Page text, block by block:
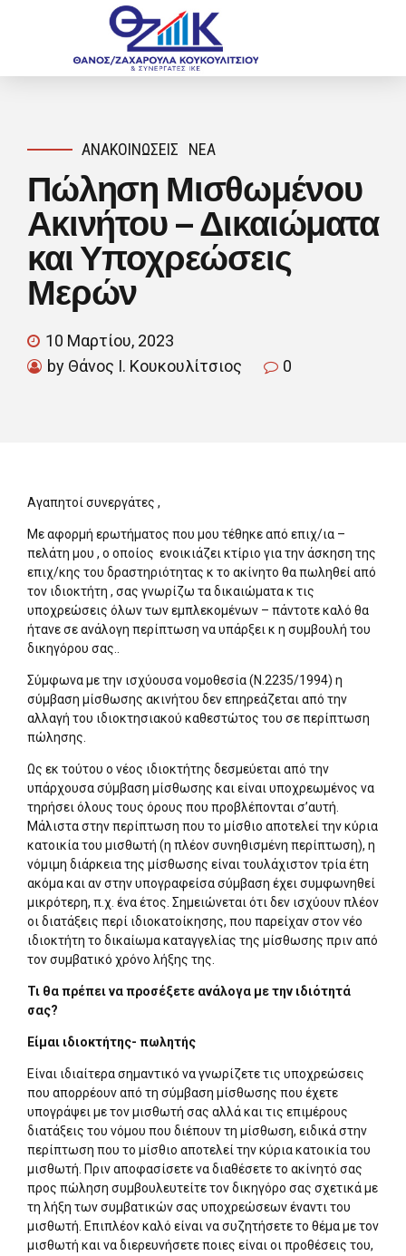
ΑΝΑΚΟΙΝΏΣΕΙΣ ΝΈΑ
Πώληση Μισθωμένου
Ακινήτου – Δικαιώματα
και Υποχρεώσεις
Μερών
10 Μαρτίου, 2023
by Θάνος Ι. Κουκουλίτσιος
0
Αγαπητοί συνεργάτες ,
Με αφορμή ερωτήματος που μου τέθηκε από επιχ/ια –
πελάτη μου , ο οποίος ενοικιάζει κτίριο για την άσκηση της
επιχ/κης του δραστηριότητας κ το ακίνητο θα πωληθεί από
τον ιδιοκτήτη , σας γνωρίζω τα δικαιώματα κ τις
υποχρεώσεις όλων των εμπλεκομένων – πάντοτε καλό θα
ήτανε σε ανάλογη περίπτωση να υπάρξει κ η συμβουλή του
δικηγόρου σας..
Σύμφωνα με την ισχύουσα νομοθεσία (Ν.2235/1994) η
σύμβαση μίσθωσης ακινήτου δεν επηρεάζεται από την
αλλαγή του ιδιοκτησιακού καθεστώτος του σε περίπτωση
πώλησης.
Ως εκ τούτου ο νέος ιδιοκτήτης δεσμεύεται από την
υπάρχουσα σύμβαση μίσθωσης και είναι υποχρεωμένος να
τηρήσει όλους τους όρους που προβλέπονται σ’αυτή.
Μάλιστα στην περίπτωση που το μίσθιο αποτελεί την κύρια
κατοικία του μισθωτή (η πλέον συνηθισμένη περίπτωση), η
νόμιμη διάρκεια της μίσθωσης είναι τουλάχιστον τρία έτη
ακόμα και αν στην υπογραφείσα σύμβαση έχει συμφωνηθεί
μικρότερη, π.χ. ένα έτος. Σημειώνεται ότι δεν ισχύουν πλέον
οι διατάξεις περί ιδιοκατοίκησης, που παρείχαν στον νέο
ιδιοκτήτη το δικαίωμα καταγγελίας της μίσθωσης πριν από
τον συμβατικό χρόνο λήξης της.
Τι θα πρέπει να προσέξετε ανάλογα με την ιδιότητά
σας?
Είμαι ιδιοκτήτης- πωλητής
Είναι ιδιαίτερα σημαντικό να γνωρίζετε τις υποχρεώσεις
που απορρέουν από τη σύμβαση μίσθωσης που έχετε
υπογράψει με τον μισθωτή σας αλλά και τις επιμέρους
διατάξεις του νόμου που διέπουν τη μίσθωση, ειδικά στην
περίπτωση που το μίσθιο αποτελεί την κύρια κατοικία του
μισθωτή. Πριν αποφασίσετε να διαθέσετε το ακίνητό σας
προς πώληση συμβουλευτείτε τον δικηγόρο σας σχετικά με
τη λήξη των συμβατικών σας υποχρεώσεων έναντι του
μισθωτή. Επιπλέον καλό είναι να συζητήσετε το θέμα με τον
μισθωτή και να διερευνήσετε ποιες είναι οι προθέσεις του,